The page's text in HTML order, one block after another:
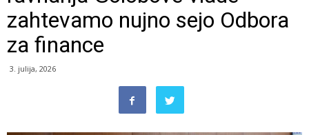
zahtevamo nujno sejo Odbora
za finance
3. julija, 2026